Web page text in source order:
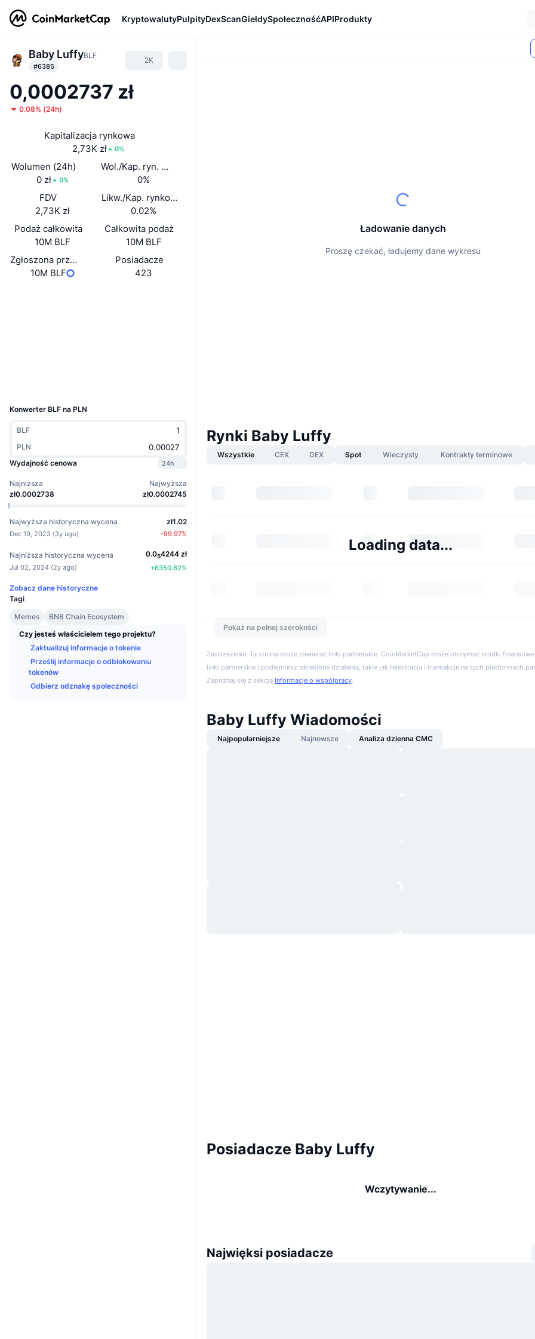
KryptowalutyPulpityDexScanGiełdySpołecznośćAPIProdukty
Baby LuffyBLF
#6385
2K
0,0002737 zł
0.08% (24h)
Kapitalizacja rynkowa
2,73K zł
0%
Wolumen (24h)
0 zł
0%
Wol./Kap. ryn. (24 h)
0%
FDV
2,73K zł
Likw./Kap. rynkowa
0.02%
Podaż całkowita
10M BLF
Całkowita podaż
10M BLF
Zgłoszona przez zespół podaż w obiegu
10M BLF
Posiadacze
423
Konwerter BLF na PLN
BLF
PLN
Wydajność cenowa
24h
Najniższa
zł0.0002738
Najwyższa
zł0.0002745
Najwyższa historyczna wycena
Dec 19, 2023 (3y ago)
zł1.02
-99.97%
Najniższa historyczna wycena
Jul 02, 2024 (2y ago)
0.054244 zł
+6350.62%
Zobacz dane historyczne
Tagi
Memes
BNB Chain Ecosystem
Czy jesteś właścicielem tego projektu?
Zaktualizuj informacje o tokenie
Prześlij informacje o odblokowaniu
tokenów
Odbierz odznakę społeczności
Ładowanie danych
Proszę czekać, ładujemy dane wykresu
Rynki Baby Luffy
Wszystkie CEX DEX Spot Wieczysty Kontrakty terminowe
Loading data...
Pokaż na pełnej szerokości
Zastrzeżenie: Ta strona może zawierać linki partnerskie. CoinMarketCap może otrzymać środki
linki partnerskie i podejmiesz określone działania, takie jak rejestracja i transakcje na tych platformach
Zapoznaj się z sekcją Informacje o współpracy.
Baby Luffy Wiadomości
Najpopularniejsze Najnowsze Analiza dzienna CMC
Posiadacze Baby Luffy
Wczytywanie...
Najwięksi posiadacze